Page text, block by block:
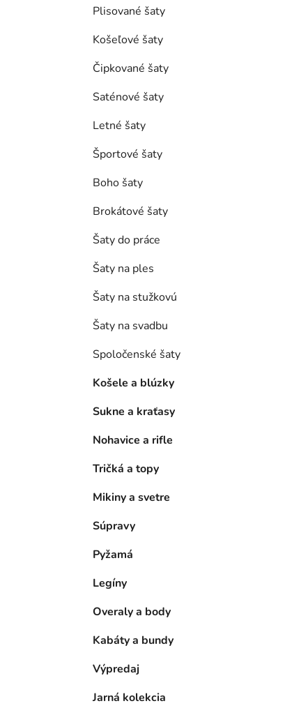
Plisované šaty
Košeľové šaty
Čipkované šaty
Saténové šaty
Letné šaty
Športové šaty
Boho šaty
Brokátové šaty
Šaty do práce
Šaty na ples
Šaty na stužkovú
Šaty na svadbu
Spoločenské šaty
Košele a blúzky
Sukne a kraťasy
Nohavice a rifle
Tričká a topy
Mikiny a svetre
Súpravy
Pyžamá
Legíny
Overaly a body
Kabáty a bundy
Výpredaj
Jarná kolekcia